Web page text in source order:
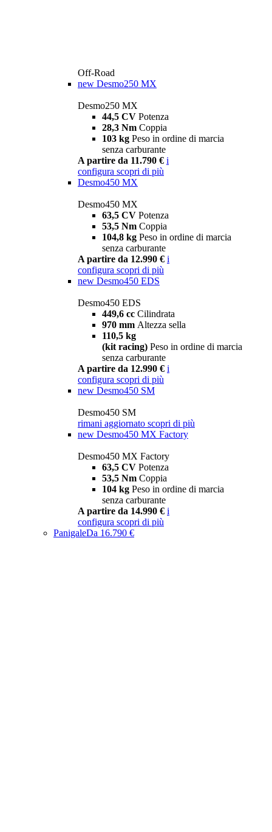
Off-Road
new Desmo250 MX
Desmo250 MX
44,5 CV Potenza
28,3 Nm Coppia
103 kg Peso in ordine di marcia
senza carburante
A partire da 11.790 € i
configura scopri di più
Desmo450 MX
Desmo450 MX
63,5 CV Potenza
53,5 Nm Coppia
104,8 kg Peso in ordine di marcia
senza carburante
A partire da 12.990 € i
configura scopri di più
new Desmo450 EDS
Desmo450 EDS
449,6 cc Cilindrata
970 mm Altezza sella
110,5 kg
(kit racing) Peso in ordine di marcia
senza carburante
A partire da 12.990 € i
configura scopri di più
new Desmo450 SM
Desmo450 SM
rimani aggiornato scopri di più
new Desmo450 MX Factory
Desmo450 MX Factory
63,5 CV Potenza
53,5 Nm Coppia
104 kg Peso in ordine di marcia
senza carburante
A partire da 14.990 € i
configura scopri di più
PanigaleDa 16.790 €